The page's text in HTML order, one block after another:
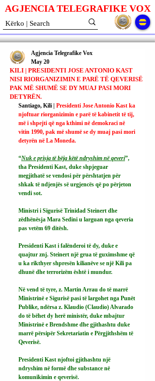
AGJENCIA TELEGRAFIKE VOX
KILI | PRESIDENTI JOSE ANTONIO KAST
NISI RIORGANIZIMIN E PARË TË QEVERISË
PAK MË SHUMË SE DY MUAJ PASI MORI
DETYRËN.
Agjencia Telegrafike Vox
May 20
Santiago, Kili | Presidenti Jose Antonio Kast ka
njoftuar riorganizimin e parë të kabinetit të tij,
më i shpejti që nga kthimi në demokraci në
vitin 1990, pak më shumë se dy muaj pasi mori
detyrën në La Moneda.
“Nuk e prisja të bëja këtë ndryshim në qeveri”,
tha Presidenti Kast, duke shpjeguar
megjithatë se vendosi për përshtatjen për
shkak të ndjenjës së urgjencës që po përjeton
vendi sot.
Ministri i Sigurisë Trinidad Steinert dhe
zëdhënësja Mara Sedini u larguan nga qeveria
pas vetëm 69 ditësh.
Presidenti Kast i falënderoi të dy, duke e
quajtur znj. Steinert një grua të guximshme që
u ka rikthyer shpresën kilianëve se një Kili pa
dhunë dhe terrorizëm është i mundur.
Në vend të tyre, z. Martin Arrau do të marrë
Ministrinë e Sigurisë pasi të largohet nga Punët
Publike, ndërsa z. Klaudio (Claudio) Alvarado
do të bëhet dy herë ministër, duke mbajtur
Ministrinë e Brendshme dhe gjithashtu duke
marrë përsipër Sekretariatin e Përgjithshëm të
Qeverisë.
Presidenti Kast njoftoi gjithashtu një
ndryshim në formë dhe substance në
komunikimin e qeverisë.